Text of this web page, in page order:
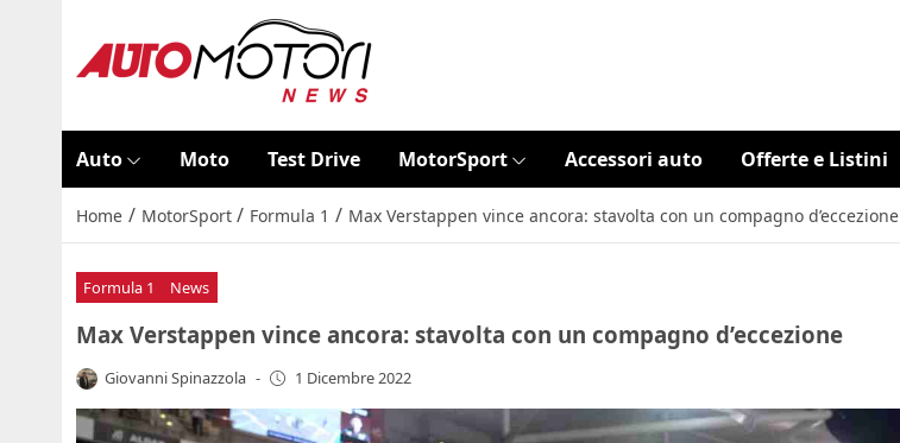
Auto Moto Test Drive MotorSport Accessori auto Offerte e Listini
Home / MotorSport / Formula 1 / Max Verstappen vince ancora: stavolta con un compagno d’eccezione
Formula 1 News
Max Verstappen vince ancora: stavolta con un compagno d’eccezione
Giovanni Spinazzola - 1 Dicembre 2022